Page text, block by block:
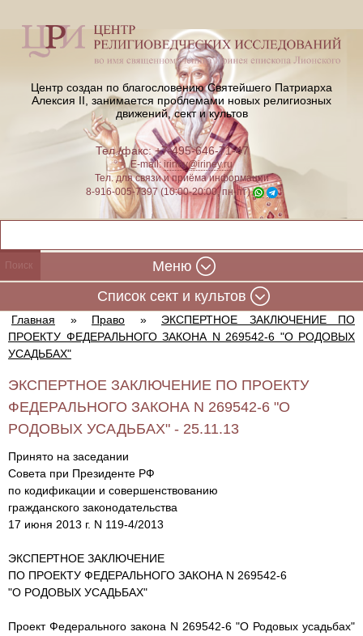
Центр создан по благословению Святейшего Патриарха
Алексия II, занимается проблемами новых религиозных
движений, сект и культов
Тел./факс: +7-495-646-71-47
E-mail:iriney@iriney.ru
Тел. для связи и приёма информации
8-916-005-7397 (10:00-20:00, пн-пт)
Меню
Cписок сект и культов
Главная » Право »
ЭКСПЕРТНОЕ ЗАКЛЮЧЕНИЕ ПО
ПРОЕКТУ ФЕДЕРАЛЬНОГО ЗАКОНА N 269542-6 "О РОДОВЫХ
УСАДЬБАХ"
ЭКСПЕРТНОЕ ЗАКЛЮЧЕНИЕ ПО ПРОЕКТУ
ФЕДЕРАЛЬНОГО ЗАКОНА N 269542-6 "О
РОДОВЫХ УСАДЬБАХ" - 25.11.13
Принято на заседании
Совета при Президенте РФ
по кодификации и совершенствованию
гражданского законодательства
17 июня 2013 г. N 119-4/2013
ЭКСПЕРТНОЕ ЗАКЛЮЧЕНИЕ
ПО ПРОЕКТУ ФЕДЕРАЛЬНОГО ЗАКОНА N 269542-6
"О РОДОВЫХ УСАДЬБАХ"
Проект Федерального закона N 269542-6 "О Родовых усадьбах"